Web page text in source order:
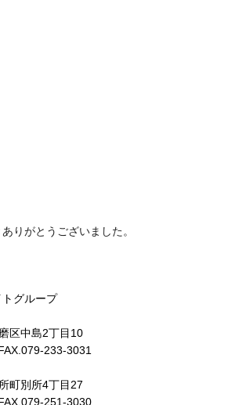
りがとうございました。
グループ
区中島2丁目10
233-3031
町別所4丁目27
251-3030